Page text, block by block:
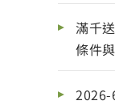
滿千
條件
2026-